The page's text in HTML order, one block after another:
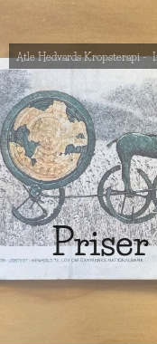
Atle Hedvards Kropsterapi -
Priser